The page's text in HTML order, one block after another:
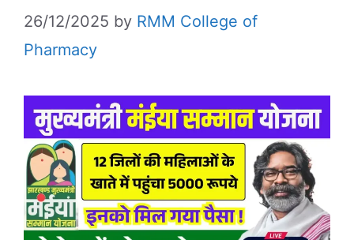
26/12/2025 by RMM College of
Pharmacy